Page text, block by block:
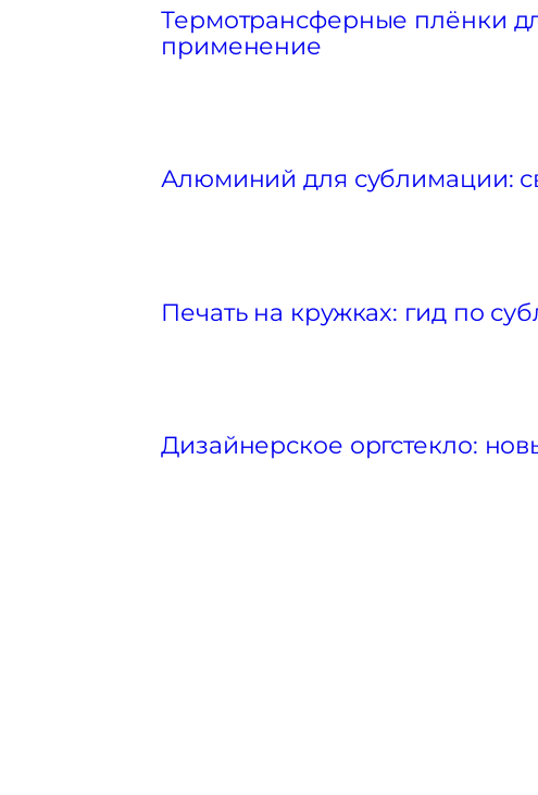
Термотрансферные плёнки
применение
Алюминий для сублимации:
Печать на кружках: гид по
Дизайнерское оргстекло: